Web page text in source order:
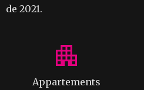
de 2021.
Appartements